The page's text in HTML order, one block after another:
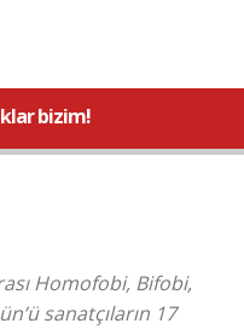
bizim!
Homofobi, Bifobi,
sanatçıların 17